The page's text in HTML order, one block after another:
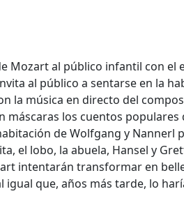
al público a sentarse en la
la música en directo del
máscaras los cuentos
de Wolfgang y Nannerl
el lobo, la abuela, Hansel y
intentarán transformar en
que, años más tarde, lo